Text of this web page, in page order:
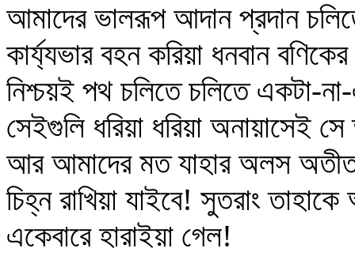
আমাদের ভালরূপ আদান প্রদান
কার্য্যভার বহন করিয়া ধনবান
নিশ্চয়ই পথ চলিতে চলিতে একটা-
সেইগুলি ধরিয়া ধরিয়া অনায়াসেই
আর আমাদের মত যাহার অলস
চিহ্ন রাখিয়া যাইবে! সুতরাং
একেবারে হারাইয়া গেল!